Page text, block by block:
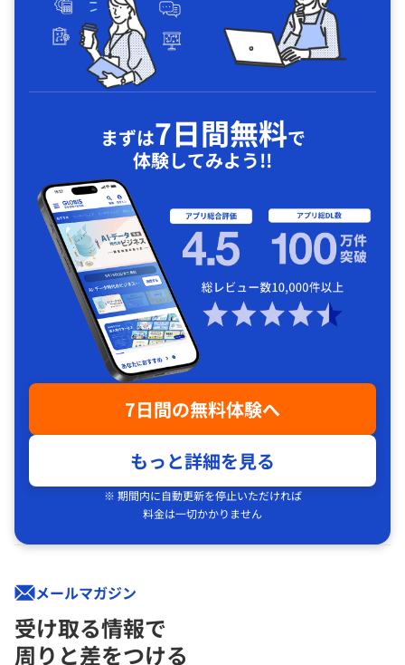
まずは7日間無料で
体験してみよう!!
7日間の無料体験へ
もっと詳細を見る
※ 期間内に自動更新を停止いただければ
料金は一切かかりません
メールマガジン
受け取る情報で
周りと差をつける